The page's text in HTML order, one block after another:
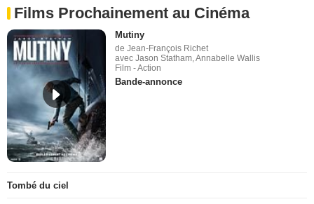
Films Prochainement au Cinéma
Mutiny
de Jean-François Richet
avec Jason Statham, Annabelle Wallis
Film - Action
Bande-annonce
Tombé du ciel